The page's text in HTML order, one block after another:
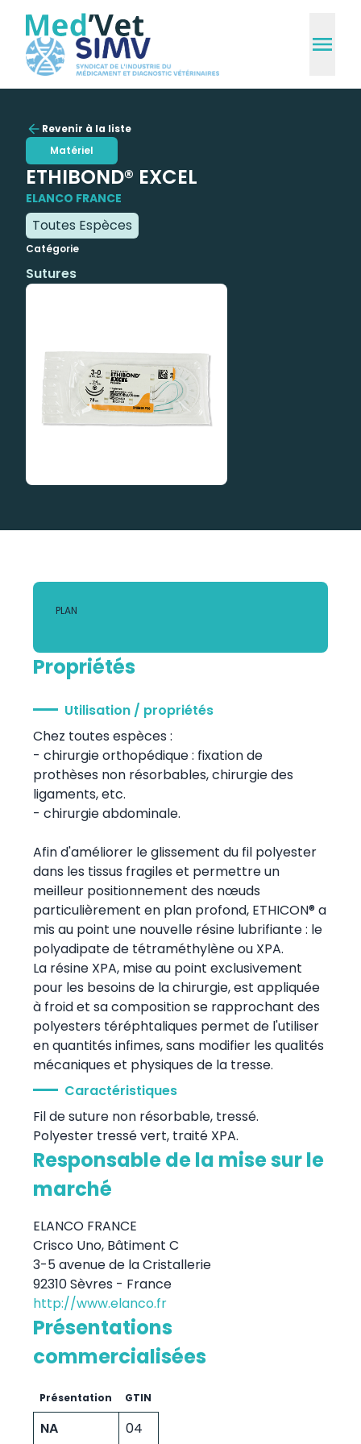
Revenir à la liste
Matériel
ETHIBOND® EXCEL
ELANCO FRANCE
Toutes Espèces
Catégorie
Sutures
Propriétés
Utilisation / propriétés
Chez toutes espèces :
- chirurgie orthopédique : fixation de
prothèses non résorbables, chirurgie des
ligaments, etc.
- chirurgie abdominale.
Afin d'améliorer le glissement du fil polyester
dans les tissus fragiles et permettre un
meilleur positionnement des nœuds
particulièrement en plan profond, ETHICON® a
mis au point une nouvelle résine lubrifiante : le
polyadipate de tétraméthylène ou XPA.
La résine XPA, mise au point exclusivement
pour les besoins de la chirurgie, est appliquée
à froid et sa composition se rapprochant des
polyesters téréphtaliques permet de l'utiliser
en quantités infimes, sans modifier les qualités
mécaniques et physiques de la tresse.
Caractéristiques
Fil de suture non résorbable, tressé.
Polyester tressé vert, traité XPA.
Responsable de la mise sur le
marché
ELANCO FRANCE
Crisco Uno, Bâtiment C
3-5 avenue de la Cristallerie
92310 Sèvres - France
http://www.elanco.fr
Présentations
commercialisées
Présentation GTIN
NA 04
PLAN